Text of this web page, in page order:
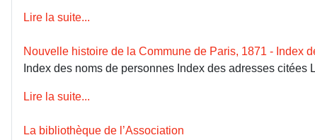
Lire la suite...
Nouvelle histoire de la Commune de Paris, 1871 - Index
Index des noms de personnes Index des adresses citées
Lire la suite...
La bibliothèque de l’Association